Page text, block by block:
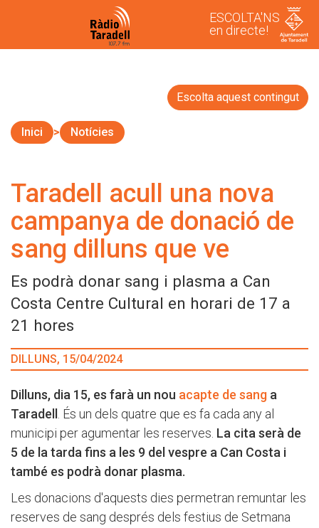
ESCOLTA'NS
en directe!
Escolta aquest contingut
Inici Notícies
Taradell acull una nova
campanya de donació de
sang dilluns que ve
Es podrà donar sang i plasma a Can
Costa Centre Cultural en horari de 17 a
21 hores
DILLUNS, 15/04/2024
Dilluns, dia 15, es farà un nou acapte de sang a
Taradell
. És un dels quatre que es fa cada any al
municipi per agumentar les reserves. La cita serà de
5 de la tarda fins a les 9 del vespre a Can Costa i
també es podrà donar plasma.
Les donacions d'aquests dies permetran remuntar les
reserves de sang després dels festius de Setmana